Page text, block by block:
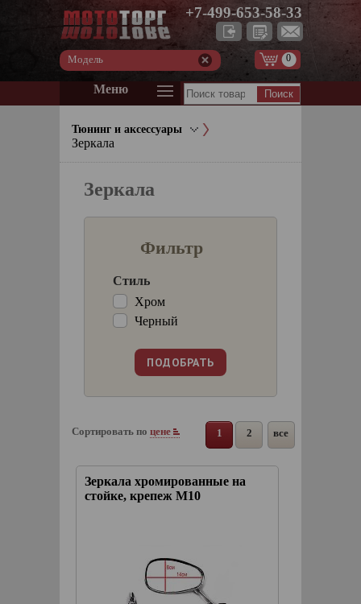
+7-499-653-58-33
Модель 0
Меню
Тюнинг и аксессуары
Зеркала
Зеркала
Фильтр
Стиль
Хром
Черный
1 2 все
Сортировать по цене
Зеркала хромированные на
стойке, крепеж М10